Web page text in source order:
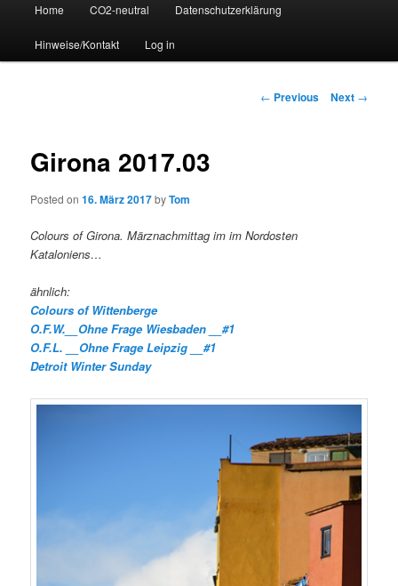
Skip
to
Home CO2-neutral Datenschutzerklärung
Hinweise/Kontakt Log in
Post
← Previous Next →
Girona 2017.03
Posted on16. März 2017byTom
Colours of Girona. Märznachmittag im im Nordosten
Kataloniens…
ähnlich:
Colours of Wittenberge
O.F.W.__Ohne Frage Wiesbaden __#1
O.F.L. __Ohne Frage Leipzig __#1
Detroit Winter Sunday